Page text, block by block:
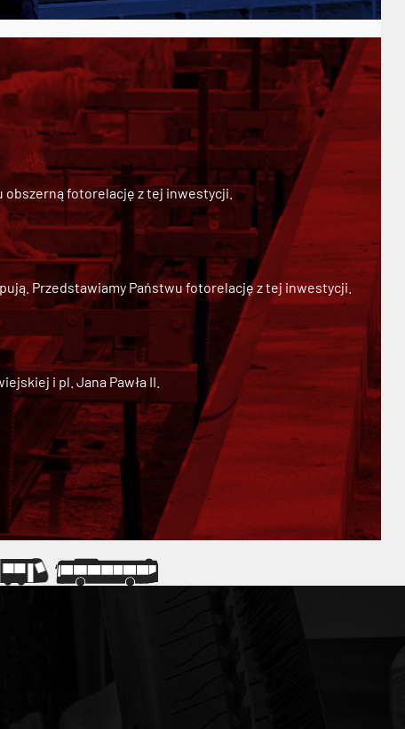
fotorelację z tej inwestycji.
Przedstawiamy Państwu fotorelację z tej inwestycji.
i pl. Jana Pawła II.